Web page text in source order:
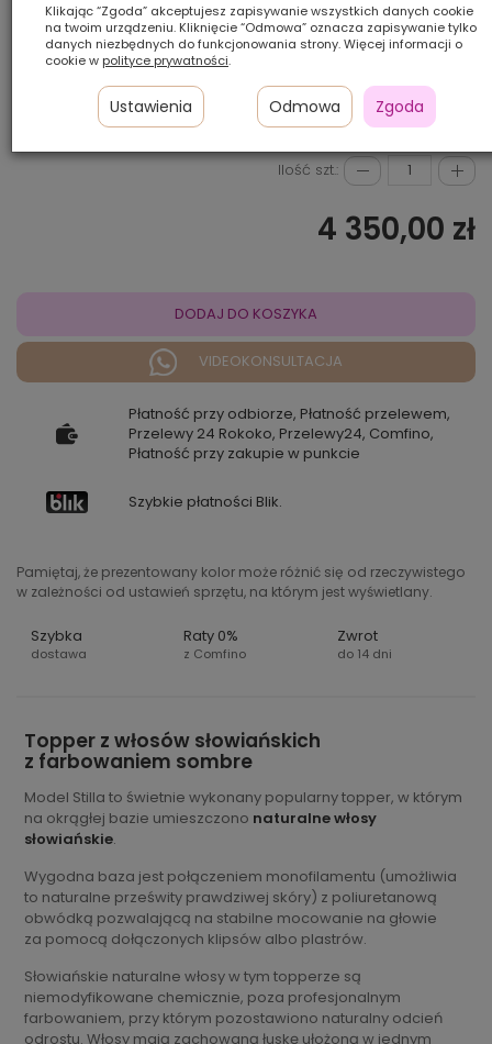
8/12
Ilość szt.:
4 350,00 zł
DODAJ DO KOSZYKA
VIDEOKONSULTACJA
Płatność przy odbiorze, Płatność przelewem,
Przelewy 24 Rokoko, Przelewy24, Comfino,
Płatność przy zakupie w punkcie
Szybkie płatności Blik.
Pamiętaj, że prezentowany kolor może różnić się od rzeczywistego
w zależności od ustawień sprzętu, na którym jest wyświetlany.
Szybka
dostawa
Raty 0%
z Comfino
Zwrot
do 14 dni
Topper z włosów słowiańskich
z farbowaniem sombre
Model Stilla to świetnie wykonany popularny topper, w którym
na okrągłej bazie umieszczono naturalne włosy
słowiańskie.
Wygodna baza jest połączeniem monofilamentu (umożliwia
to naturalne prześwity prawdziwej skóry) z poliuretanową
obwódką pozwalającą na stabilne mocowanie na głowie
za pomocą dołączonych klipsów albo plastrów.
Słowiańskie naturalne włosy w tym topperze są
niemodyfikowane chemicznie, poza profesjonalnym
farbowaniem, przy którym pozostawiono naturalny odcień
odrostu. Włosy mają zachowaną łuskę ułożoną w jednym
Klikając “Zgoda” akceptujesz zapisywanie wszystkich danych cookie
na twoim urządzeniu. Kliknięcie “Odmowa” oznacza zapisywanie tylko
danych niezbędnych do funkcjonowania strony. Więcej informacji o
cookie w polityce prywatności.
Ustawienia Odmowa Zgoda